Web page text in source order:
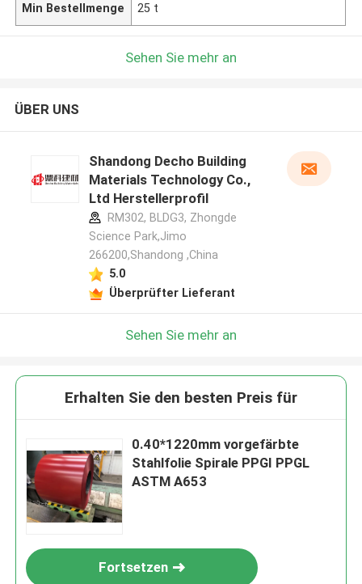
Min Bestellmenge 25 t
Sehen Sie mehr an
ÜBER UNS
Shandong Decho Building
Materials Technology Co.,
Ltd Herstellerprofil
RM302, BLDG3, Zhongde
Science Park,Jimo
266200,Shandong ,China
5.0
Überprüfter Lieferant
Sehen Sie mehr an
Erhalten Sie den besten Preis für
0.40*1220mm vorgefärbte
Stahlfolie Spirale PPGI PPGL
ASTM A653
Fortsetzen